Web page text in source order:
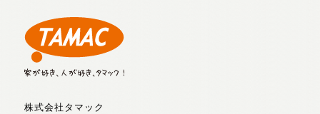
株式会社タマック